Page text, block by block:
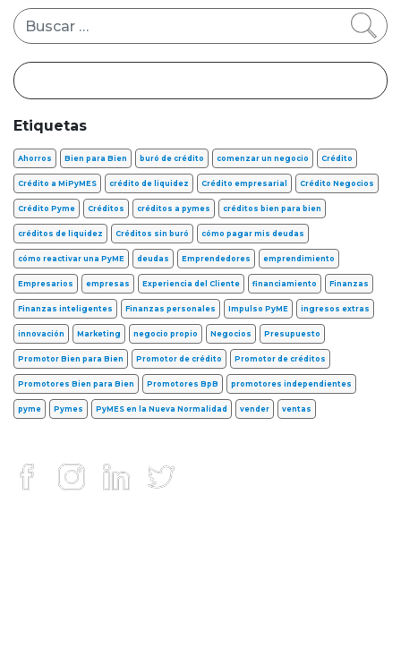
Buscar
Etiquetas
Ahorros Bien para Bien buró de crédito comenzar un negocio Crédito
Crédito a MiPyMES crédito de liquidez Crédito empresarial Crédito Negocios
Crédito Pyme Créditos créditos a pymes créditos bien para bien
créditos de liquidez Créditos sin buró cómo pagar mis deudas
cómo reactivar una PyME deudas Emprendedores emprendimiento
Empresarios empresas Experiencia del Cliente financiamiento Finanzas
Finanzas inteligentes Finanzas personales Impulso PyME ingresos extras
innovación Marketing negocio propio Negocios Presupuesto
Promotor Bien para Bien Promotor de crédito Promotor de créditos
Promotores Bien para Bien Promotores BpB promotores independientes
pyme Pymes PyMES en la Nueva Normalidad vender ventas